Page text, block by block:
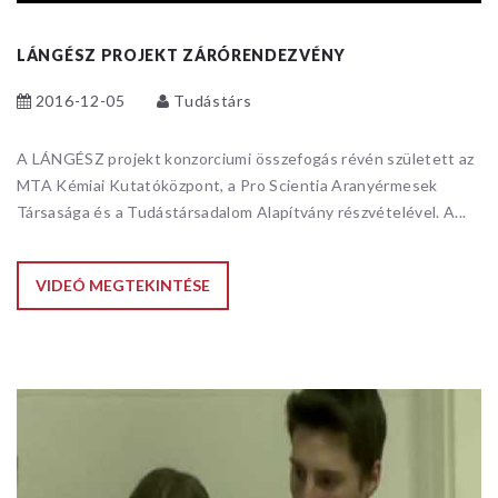
LÁNGÉSZ PROJEKT ZÁRÓRENDEZVÉNY
2016-12-05 Tudástárs
A LÁNGÉSZ projekt konzorciumi összefogás révén született az
MTA Kémiai Kutatóközpont, a Pro Scientia Aranyérmesek
Társasága és a Tudástársadalom Alapítvány részvételével. A...
VIDEÓ MEGTEKINTÉSE